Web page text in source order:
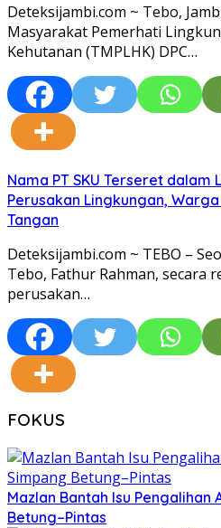
Deteksijambi.com ~ Tebo,
Masyarakat Pemerhati
Kehutanan (TMPLHK) DPC…
Nama PT SKU Terseret dalam
Perusakan Lingkungan, Warga
Tangan
Deteksijambi.com ~ TEBO –
Tebo, Fathur Rahman, secara
perusakan…
FOKUS
Mazlan Bantah Isu
Betung–Pintas